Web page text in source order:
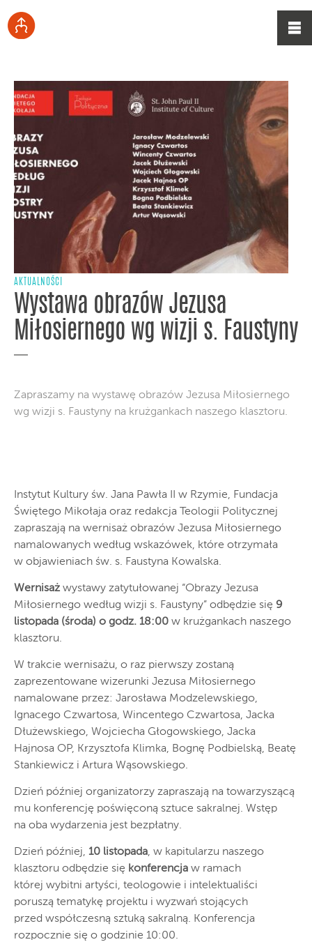
AKTUALNOŚCI
Wystawa obrazów Jezusa
Miłosiernego wg wizji s. Faustyny
Zapraszamy na wystawę obrazów Jezusa Miłosiernego
wg wizji s. Faustyny na krużgankach naszego klasztoru.
Instytut Kultury św. Jana Pawła II w Rzymie, Fundacja
Świętego Mikołaja oraz redakcja Teologii Politycznej
zapraszają na wernisaż obrazów Jezusa Miłosiernego
namalowanych według wskazówek, które otrzymała
w objawieniach św. s. Faustyna Kowalska.
Wernisaż wystawy zatytułowanej “Obrazy Jezusa
Miłosiernego według wizji s. Faustyny” odbędzie się 9
listopada (środa) o godz. 18:00 w krużgankach naszego
klasztoru.
W trakcie wernisażu, o raz pierwszy zostaną
zaprezentowane wizerunki Jezusa Miłosiernego
namalowane przez: Jarosława Modzelewskiego,
Ignacego Czwartosa, Wincentego Czwartosa, Jacka
Dłużewskiego, Wojciecha Głogowskiego, Jacka
Hajnosa OP, Krzysztofa Klimka, Bognę Podbielską, Beatę
Stankiewicz i Artura Wąsowskiego.
Dzień później organizatorzy zapraszają na towarzyszącą
mu konferencję poświęconą sztuce sakralnej. Wstęp
na oba wydarzenia jest bezpłatny.
Dzień później, 10 listopada, w kapitularzu naszego
klasztoru odbędzie się konferencja w ramach
której wybitni artyści, teologowie i intelektualiści
poruszą tematykę projektu i wyzwań stojących
przed współczesną sztuką sakralną. Konferencja
rozpocznie się o godzinie 10:00.